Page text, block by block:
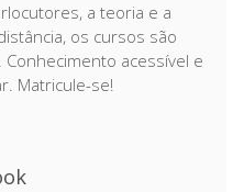
a teoria e a
os cursos são
acessível e
Matricule-se!